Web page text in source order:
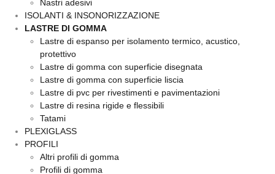
Nastri adesivi
ISOLANTI & INSONORIZZAZIONE
LASTRE DI GOMMA
Lastre di espanso per isolamento termico, acustico,
protettivo
Lastre di gomma con superficie disegnata
Lastre di gomma con superficie liscia
Lastre di pvc per rivestimenti e pavimentazioni
Lastre di resina rigide e flessibili
Tatami
PLEXIGLASS
PROFILI
Altri profili di gomma
Profili di gomma